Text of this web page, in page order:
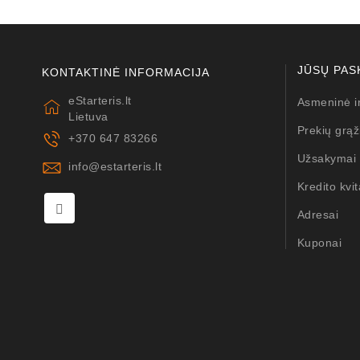
KONTAKTINĖ INFORMACIJA
eStarteris.lt
Lietuva
+370 647 83266
info@estarteris.lt
JŪSŲ
Asmeninė
Prekių
Užsakymai
Kredito
Adresai
Kuponai